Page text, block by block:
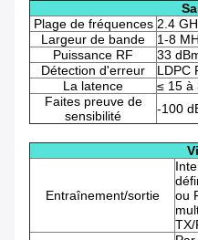
Plage de fréquences 2.4
Largeur de bande
1-8
Puissance RF
33
Détection d'erreur
LDPC
La latence
≤ 15 à
Faites preuve de
sensibilité
-100
Entraînement/sortie
ou
TX/